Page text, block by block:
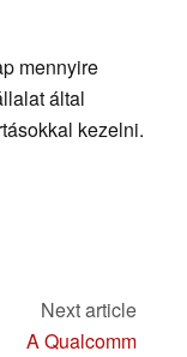
mennyire
által
kezelni.
Next article
A Qualcomm